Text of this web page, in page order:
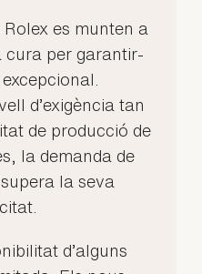
es munten a
cura per garantir-
d’exigència tan
de producció de
la demanda de
la seva
d’alguns